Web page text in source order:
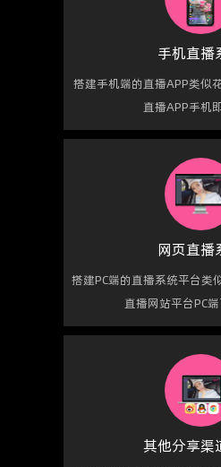
手机直播
搭建手机端的直播APP类似
直播APP手机
网页直播
搭建PC端的直播系统平台类
直播网站平台PC
其他分享渠